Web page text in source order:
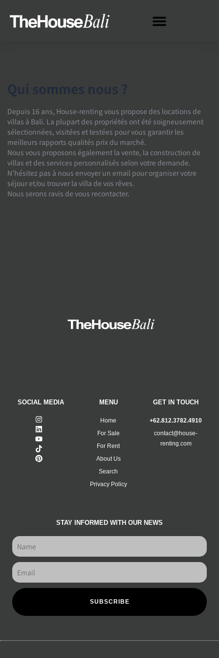
Qui sommes nous ?
Depuis 16 ans, House-renting vous propose des locations de
villas à Bali. La plupart des propriétés ont été soigneusement
sélectionnées, visitées et testées pour vous garantir les
meilleurs rapports qualités prix du marché.
Nous vous proposons également la vente, la construction de
villas et des services personnalisés selon votre demande.
N’hésitez pas à nous envoyer un email pour organiser votre
séjour et/ou trouver la villa de vos rêves.
Nous serons ravis de vous recontacter.
SOCIAL MEDIA MENU
Home
For Sale
For Rent
About Us
Search
Privacy Policy
GET IN TOUCH
+62.812.3782.4910
contact@house-
renting.com
STAY INFORMED WITH OUR NEWS
SUBSCRIBE